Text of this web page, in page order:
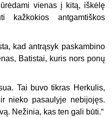
vienas į kitą, iškėlę
kažkokios antgamtiškos
kad antrąsyk paskambino
Batistai, kuris nors ponų
Tai buvo tikras Herkulis,
nieko pasaulyje nebijojęs.
Nežinia, kas ten gali būti.“